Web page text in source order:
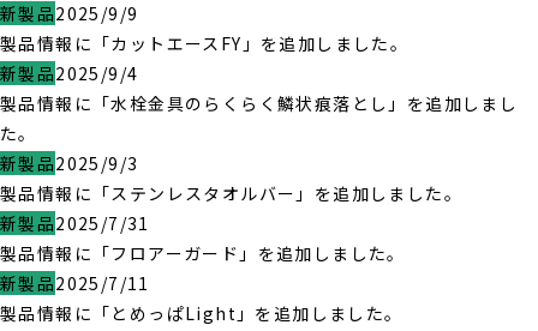
新製品2025/9/9
製品情報に「カットエースFY」を追加しました。
新製品2025/9/4
製品情報に「水栓金具のらくらく鱗状痕落とし」を追加しまし
た。
新製品2025/9/3
製品情報に「ステンレスタオルバー」を追加しました。
新製品2025/7/31
製品情報に「フロアーガード」を追加しました。
新製品2025/7/11
製品情報に「とめっぱLight」を追加しました。